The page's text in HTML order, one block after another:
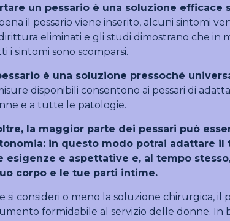
un pessario è una soluzione efficace
il pessario viene inserito, alcuni sintomi
eliminati e gli studi dimostrano che in
i sintomi sono scomparsi.
è una soluzione pressoché
disponibili consentono ai pessari di
e a tutte le patologie.
la maggior parte dei pessari può
in questo modo potrai adattare il
esigenze e aspettative e, al tempo
corpo e le tue parti intime.
si consideri o meno la soluzione chirurgica, il
formidabile al servizio delle donne. In